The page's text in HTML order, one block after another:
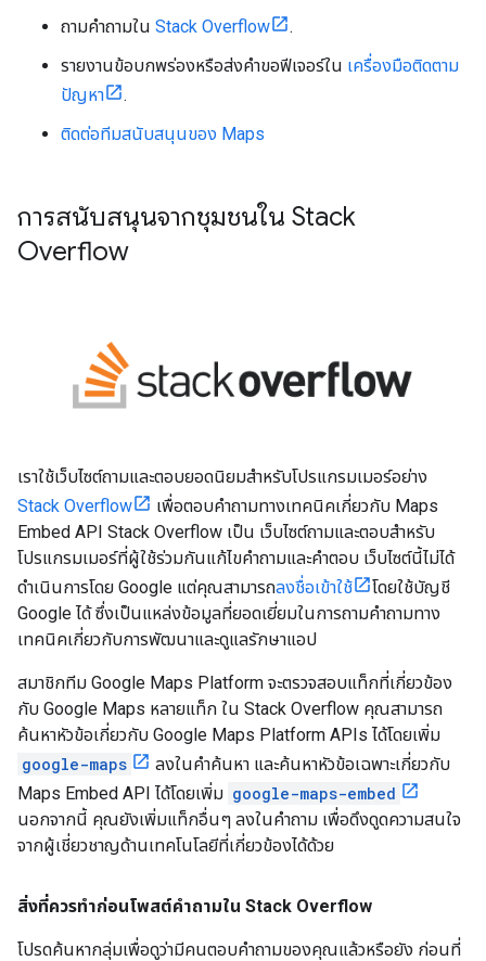
ถามคำถามใน Stack Overflow
.
รายงานข้อบกพร่องหรือส่งคำขอฟีเจอร์ใน เครื่องมือติดตาม
ปัญหา
.
ติดต่อทีมสนับสนุนของ Maps
การสนับสนุนจากชุมชนใน Stack
Overflow
เราใช้เว็บไซต์ถามและตอบยอดนิยมสำหรับโปรแกรมเมอร์อย่าง
Stack Overflow
เพื่อตอบคำถามทางเทคนิคเกี่ยวกับ Maps
Embed API Stack Overflow เป็น เว็บไซต์ถามและตอบสำหรับ
โปรแกรมเมอร์ที่ผู้ใช้ร่วมกันแก้ไขคำถามและคำตอบ เว็บไซต์นี้ไม่ได้
ดำเนินการโดย Google แต่คุณสามารถลงชื่อเข้าใช้
โดยใช้บัญชี
Google ได้ ซึ่งเป็นแหล่งข้อมูลที่ยอดเยี่ยมในการถามคำถามทาง
เทคนิคเกี่ยวกับการพัฒนาและดูแลรักษาแอป
สมาชิกทีม Google Maps Platform จะตรวจสอบแท็กที่เกี่ยวข้อง
กับ Google Maps หลายแท็ก ใน Stack Overflow คุณสามารถ
ค้นหาหัวข้อเกี่ยวกับ Google Maps Platform APIs ได้โดยเพิ่ม
google-maps
ลงในคำค้นหา และค้นหาหัวข้อเฉพาะเกี่ยวกับ
Maps Embed API ได้โดยเพิ่ม google-maps-embed
นอกจากนี้ คุณยังเพิ่มแท็กอื่นๆ ลงในคำถาม เพื่อดึงดูดความสนใจ
จากผู้เชี่ยวชาญด้านเทคโนโลยีที่เกี่ยวข้องได้ด้วย
สิ่งที่ควรทำก่อนโพสต์คำถามใน Stack Overflow
โปรดค้นหากลุ่มเพื่อดูว่ามีคนตอบคำถามของคุณแล้วหรือยัง ก่อนที่